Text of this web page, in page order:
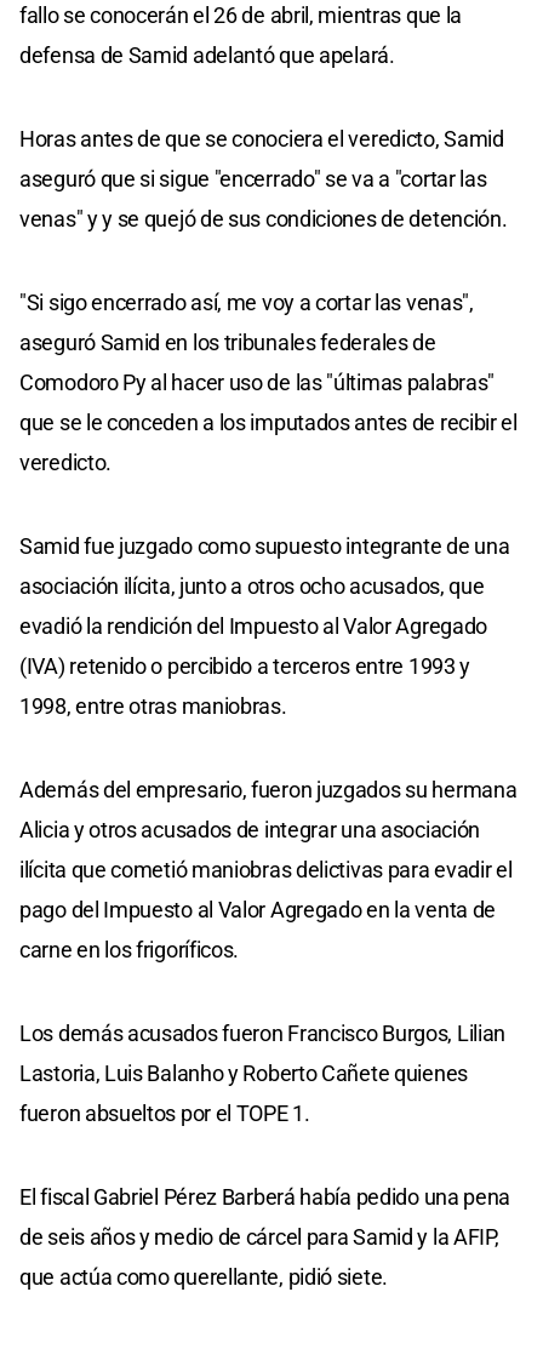
fallo se conocerán el 26 de abril, mientras que la
defensa de Samid adelantó que apelará.
Horas antes de que se conociera el veredicto, Samid
aseguró que si sigue "encerrado" se va a "cortar las
venas" y y se quejó de sus condiciones de detención.
"Si sigo encerrado así, me voy a cortar las venas",
aseguró Samid en los tribunales federales de
Comodoro Py al hacer uso de las "últimas palabras"
que se le conceden a los imputados antes de recibir el
veredicto.
Samid fue juzgado como supuesto integrante de una
asociación ilícita, junto a otros ocho acusados, que
evadió la rendición del Impuesto al Valor Agregado
(IVA) retenido o percibido a terceros entre 1993 y
1998, entre otras maniobras.
Además del empresario, fueron juzgados su hermana
Alicia y otros acusados de integrar una asociación
ilícita que cometió maniobras delictivas para evadir el
pago del Impuesto al Valor Agregado en la venta de
carne en los frigoríficos.
Los demás acusados fueron Francisco Burgos, Lilian
Lastoria, Luis Balanho y Roberto Cañete quienes
fueron absueltos por el TOPE 1.
El fiscal Gabriel Pérez Barberá había pedido una pena
de seis años y medio de cárcel para Samid y la AFIP,
que actúa como querellante, pidió siete.